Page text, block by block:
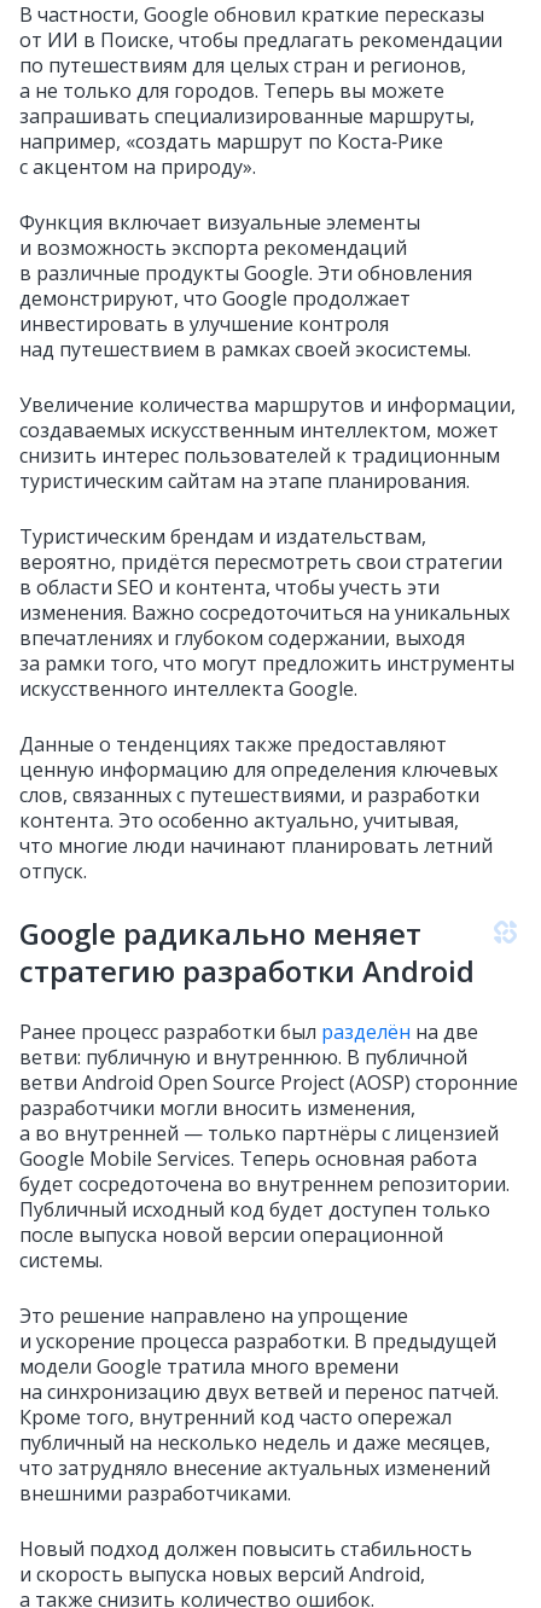
В частности, Google обновил краткие пересказы
от ИИ в Поиске, чтобы предлагать рекомендации
по путешествиям для целых стран и регионов,
а не только для городов. Теперь вы можете
запрашивать специализированные маршруты,
например, «создать маршрут по Коста‑Рике
с акцентом на природу».
Функция включает визуальные элементы
и возможность экспорта рекомендаций
в различные продукты Google. Эти обновления
демонстрируют, что Google продолжает
инвестировать в улучшение контроля
над путешествием в рамках своей экосистемы.
Увеличение количества маршрутов и информации,
создаваемых искусственным интеллектом, может
снизить интерес пользователей к традиционным
туристическим сайтам на этапе планирования.
Туристическим брендам и издательствам,
вероятно, придётся пересмотреть свои стратегии
в области SEO и контента, чтобы учесть эти
изменения. Важно сосредоточиться на уникальных
впечатлениях и глубоком содержании, выходя
за рамки того, что могут предложить инструменты
искусственного интеллекта Google.
Данные о тенденциях также предоставляют
ценную информацию для определения ключевых
слов, связанных с путешествиями, и разработки
контента. Это особенно актуально, учитывая,
что многие люди начинают планировать летний
отпуск.
Google радикально меняет
стратегию разработки Android
Ранее процесс разработки был разделён на две
ветви: публичную и внутреннюю. В публичной
ветви Android Open Source Project (AOSP) сторонние
разработчики могли вносить изменения,
а во внутренней — только партнёры с лицензией
Google Mobile Services. Теперь основная работа
будет сосредоточена во внутреннем репозитории.
Публичный исходный код будет доступен только
после выпуска новой версии операционной
системы.
Это решение направлено на упрощение
и ускорение процесса разработки. В предыдущей
модели Google тратила много времени
на синхронизацию двух ветвей и перенос патчей.
Кроме того, внутренний код часто опережал
публичный на несколько недель и даже месяцев,
что затрудняло внесение актуальных изменений
внешними разработчиками.
Новый подход должен повысить стабильность
и скорость выпуска новых версий Android,
а также снизить количество ошибок.